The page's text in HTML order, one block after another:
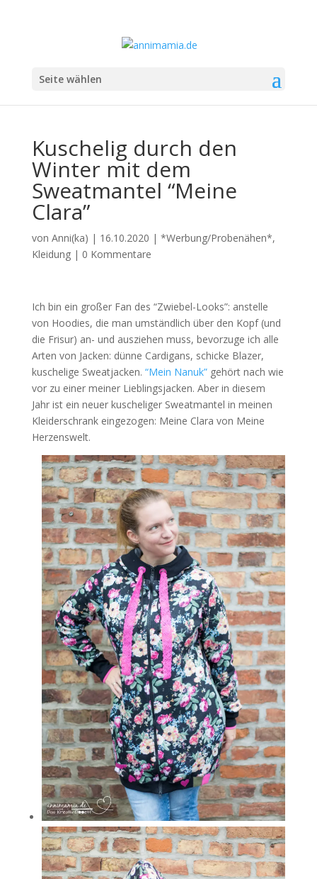
Seite wählen
Kuschelig durch den
Winter mit dem
Sweatmantel “Meine
Clara”
von Anni(ka) | 16.10.2020 | *Werbung/Probenähen*,
Kleidung| 0 Kommentare
Ich bin ein großer Fan des “Zwiebel-Looks”: anstelle
von Hoodies, die man umständlich über den Kopf (und
die Frisur) an- und ausziehen muss, bevorzuge ich alle
Arten von Jacken: dünne Cardigans, schicke Blazer,
kuschelige Sweatjacken. “Mein Nanuk”gehört nach wie
vor zu einer meiner Lieblingsjacken. Aber in diesem
Jahr ist ein neuer kuscheliger Sweatmantel in meinen
Kleiderschrank eingezogen: Meine Clara von Meine
Herzenswelt.